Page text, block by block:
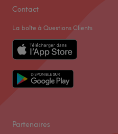
Contact
La boîte à Questions Clients
Partenaires